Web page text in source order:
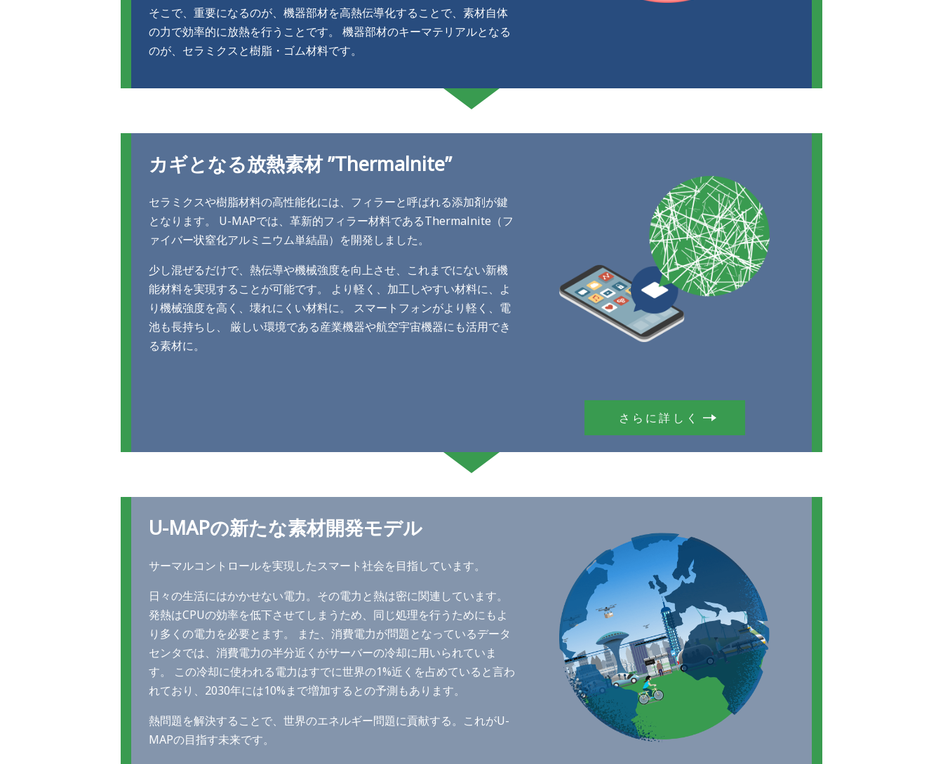
そこで、重要になるのが、機器部材を高熱伝導化することで、素材自体
の力で効率的に放熱を行うことです。 機器部材のキーマテリアルとなる
のが、セラミクスと樹脂・ゴム材料です。
カギとなる放熱素材 ”Thermalnite”
セラミクスや樹脂材料の高性能化には、フィラーと呼ばれる添加剤が鍵
となります。 U-MAPでは、革新的フィラー材料であるThermalnite（フ
ァイバー状窒化アルミニウム単結晶）を開発しました。
少し混ぜるだけで、熱伝導や機械強度を向上させ、これまでにない新機
能材料を実現することが可能です。 より軽く、加工しやすい材料に、よ
り機械強度を高く、壊れにくい材料に。 スマートフォンがより軽く、電
池も長持ちし、 厳しい環境である産業機器や航空宇宙機器にも活用でき
る素材に。
さらに詳しく
U-MAPの新たな素材開発モデル
サーマルコントロールを実現したスマート社会を目指しています。
日々の生活にはかかせない電力。その電力と熱は密に関連しています。
発熱はCPUの効率を低下させてしまうため、同じ処理を行うためにもよ
り多くの電力を必要とます。 また、消費電力が問題となっているデータ
センタでは、消費電力の半分近くがサーバーの冷却に用いられていま
す。 この冷却に使われる電力はすでに世界の1%近くを占めていると言わ
れており、2030年には10%まで増加するとの予測もあります。
熱問題を解決することで、世界のエネルギー問題に貢献する。これがU-
MAPの目指す未来です。